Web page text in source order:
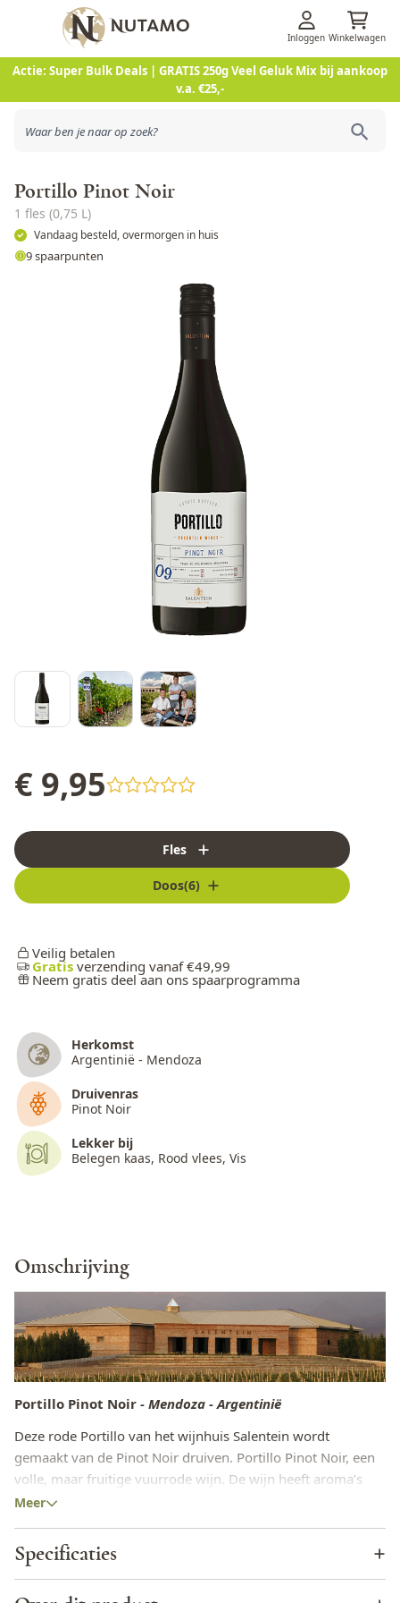
Actie: Super Bulk Deals | GRATIS 250g Veel Geluk Mix bij aankoop
v.a. €25,-
Ga naar de inhoud
Inloggen Winkelwagen
Portillo Pinot Noir
1 fles (0,75 L)
Vandaag besteld, overmorgen in huis
9 spaarpunten
€ 9,95
Fles
Doos(6)
Veilig betalen
Gratis verzending vanaf €49,99
Neem gratis deel aan ons spaarprogramma
Lekker bij
Belegen kaas, Rood vlees, Vis
Herkomst
Argentinië - Mendoza
Druivenras
Pinot Noir
Omschrijving
Portillo Pinot Noir - Mendoza - Argentinië
Deze rode Portillo van het wijnhuis Salentein wordt
gemaakt van de Pinot Noir druiven. Portillo Pinot Noir, een
volle, maar fruitige vuurrode wijn. De wijn heeft aroma’s
van rijpe donkere kersen, aardbeien en subtiele hints van
De lekkerste eettips in combinatie met de Portillo
Pinot Noir
Meer
Specificaties
Wijnhuis